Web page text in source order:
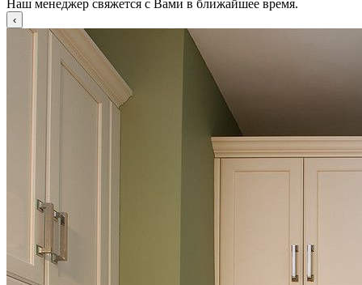
Наш менеджер свяжется с Вами в ближайшее время.